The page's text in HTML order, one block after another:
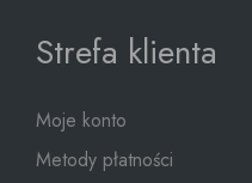
Strefa klienta
Moje konto
Metody płatności